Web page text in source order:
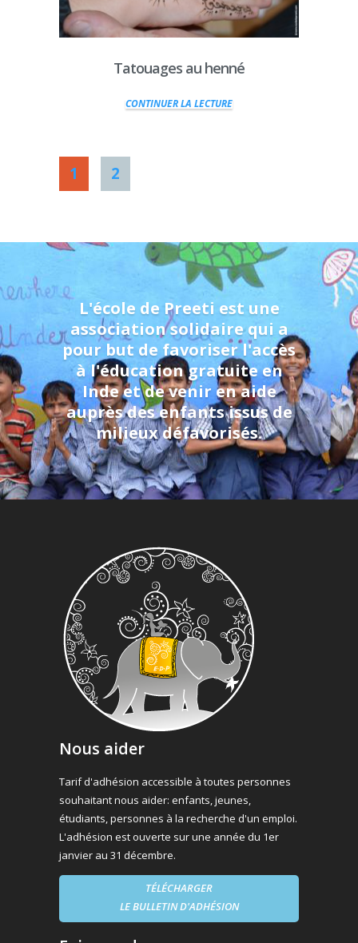
Tatouages au henné
CONTINUER LA LECTURE
1 2
L'école de Preeti est une
association solidaire qui a
pour but de favoriser l'accès
à l'éducation gratuite en
Inde et de venir en aide
auprès des enfants issus de
milieux défavorisés.
Nous aider
Tarif d'adhésion accessible à toutes personnes
souhaitant nous aider: enfants, jeunes,
étudiants, personnes à la recherche d'un emploi.
L'adhésion est ouverte sur une année du 1er
janvier au 31 décembre.
TÉLÉCHARGER
LE BULLETIN D'ADHÉSION